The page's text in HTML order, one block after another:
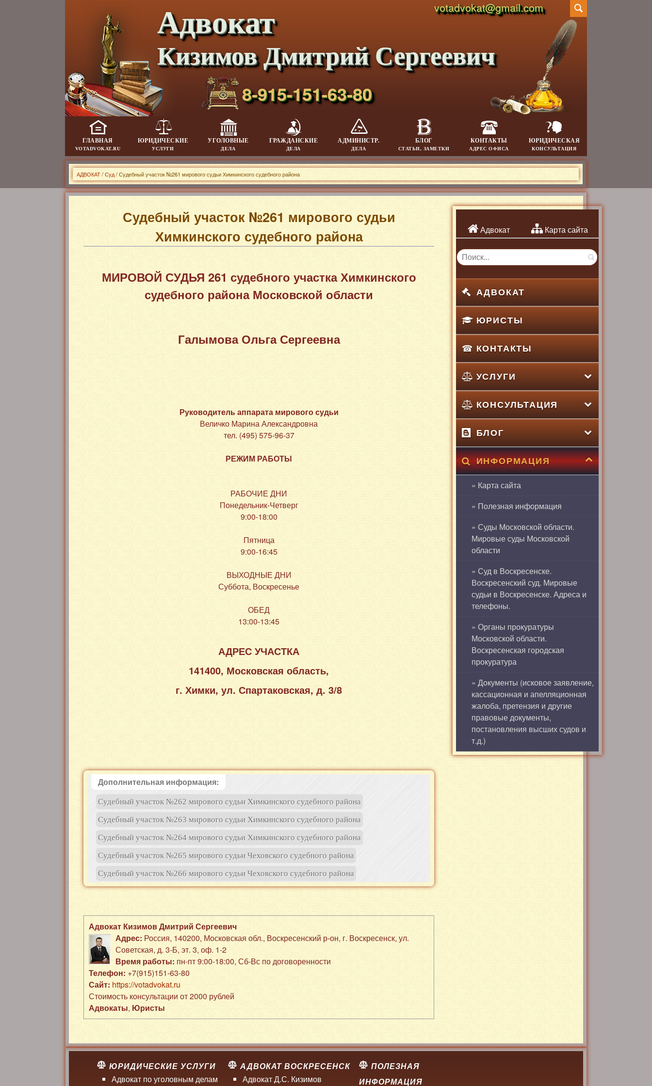
Адвокат
Кизимов Дмитрий Сергеевич
8-915-151-63-80
votadvokat@gmail.com
ГЛАВНАЯ
VOTADVOKAT.RU
ЮРИДИЧЕСКИЕ
УСЛУГИ
УГОЛОВНЫЕ
ДЕЛА
ГРАЖДАНСКИЕ
ДЕЛА
АДМИНИСТР.
ДЕЛА
БЛОГ
СТАТЬИ, ЗАМЕТКИ
КОНТАКТЫ
АДРЕС ОФИСА
ЮРИДИЧЕСКАЯ
КОНСУЛЬТАЦИЯ
АДВОКАТ/Суд/ Судебный участок №261 мирового судьи Химкинского судебного района
Судебный участок №261 мирового судьи
Химкинского судебного района
МИРОВОЙ СУДЬЯ 261 судебного участка Химкинского
судебного района Московской области
Галымова Ольга Сергеевна
Руководитель аппарата мирового судьи
Величко Марина Александровна
тел. (495) 575-96-37
РЕЖИМ РАБОТЫ
РАБОЧИЕ ДНИ
Понедельник-Четверг
9:00-18:00
Пятница
9:00-16:45
ВЫХОДНЫЕ ДНИ
Суббота, Воскресенье
ОБЕД
13:00-13:45
АДРЕС УЧАСТКА
141400, Московская область,
г. Химки, ул. Спартаковская, д. 3/8
Дополнительная информация:
Судебный участок №262 мирового судьи Химкинского судебного района
Судебный участок №263 мирового судьи Химкинского судебного района
Судебный участок №264 мирового судьи Химкинского судебного района
Судебный участок №265 мирового судьи Чеховского судебного района
Судебный участок №266 мирового судьи Чеховского судебного района
Адвокат Кизимов Дмитрий Сергеевич
Адрес: Россия, 140200, Московская обл., Воскресенский р-он, г. Воскресенск,ул.
Советская, д. 3-Б,эт. 3, оф. 1-2
Время работы: пн-пт 9:00-18:00, Сб-Вс по договоренности
Телефон: +7(915)151-63-80
Сайт: https://votadvokat.ru
Стоимость консультации от 2000 рублей
Адвокаты, Юристы
Адвокат Карта сайта
АДВОКАТ
ЮРИСТЫ
КОНТАКТЫ
УСЛУГИ
КОНСУЛЬТАЦИЯ
БЛОГ
ИНФОРМАЦИЯ
» Карта сайта
» Полезная информация
» Суды Московской области.
Мировые суды Московской
области
» Суд в Воскресенске.
Воскресенский суд. Мировые
судьи в Воскресенске. Адреса и
телефоны.
» Органы прокуратуры
Московской области.
Воскресенская городская
прокуратура
» Документы (исковое заявление,
кассационная и апелляционная
жалоба, претензия и другие
правовые документы,
постановления высших судов и
т.д.)
ЮРИДИЧЕСКИЕ УСЛУГИ
Адвокат по уголовным делам
АДВОКАТ ВОСКРЕСЕНСК
Адвокат Д.С. Кизимов
ПОЛЕЗНАЯ
ИНФОРМАЦИЯ